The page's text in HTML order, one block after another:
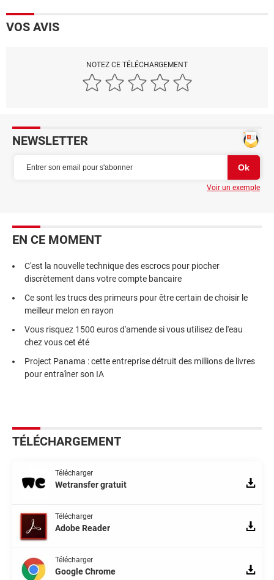
VOS AVIS
NOTEZ CE TÉLÉCHARGEMENT
NEWSLETTER
Voir un exemple
EN CE MOMENT
C'est la nouvelle technique des escrocs pour piocher
discrètement dans votre compte bancaire
Ce sont les trucs des primeurs pour être certain de choisir le
meilleur melon en rayon
Vous risquez 1500 euros d'amende si vous utilisez de l'eau
chez vous cet été
Project Panama : cette entreprise détruit des millions de livres
pour entraîner son IA
TÉLÉCHARGEMENT
Télécharger
Wetransfer gratuit
Télécharger
Adobe Reader
Télécharger
Google Chrome